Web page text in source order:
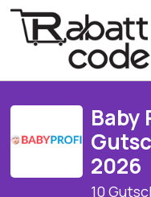
Baby
2026
10